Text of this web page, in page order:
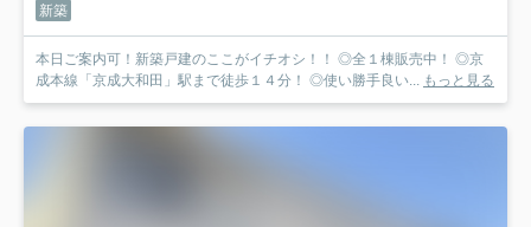
新築
本日ご案内可！新築戸建のここがイチオシ！！ ◎全１棟販売中！ ◎京
成本線「京成大和田」駅まで徒歩１４分！ ◎使い勝手良い... もっと見る